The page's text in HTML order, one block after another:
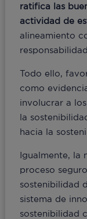
ratifica las
actividad de
alineamiento
Todo ello,
como
involucrar a
la
hacia la
Igualmente, la
proceso
sostenibilidad
sistema de
sostenibilidad